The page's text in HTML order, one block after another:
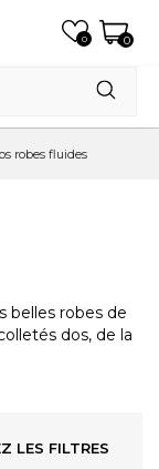
0
0
robes fluides
belles robes de
dos, de la
LES FILTRES